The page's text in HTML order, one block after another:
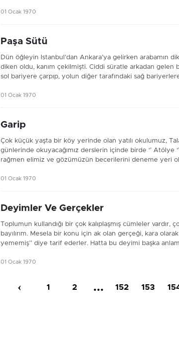
01 Ocak 1970
Paşa Sütü
Dün öğleyin Istanbul’dan Ankara’ya gelirken arabamın
diken oldu, kanım çekilmişti. Ciddi süratle arkadan
sol bariyere çarpıp, yolun diğer tarafındaki sağ
01 Ocak 1970
Garip
Çok küçük yaşta bir köy yerinde olan yatılı okulumuz,
günlerinde okuyacağımız derslerin içinde birde ‘’ Atölye
rağmen elimiz ve gözümüzün becerilerini deneme yeri
01 Ocak 1970
Deyimler Ve Gerçekler
Toplumun kullandığı bir çok kalıplaşmış cümleler
bayılırım. Mesela bir konu için ak olan gerçeği, kara
yememiş’’ diye tarif ederler. Hatta bu deyimi başka
01 Ocak 1970
‹ 1 2 ... 152 153